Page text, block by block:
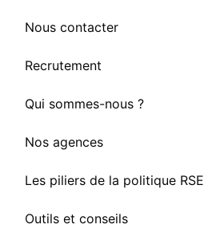
Nous contacter
Recrutement
Qui sommes-nous ?
Nos agences
Les piliers de la politique RSE
Outils et conseils